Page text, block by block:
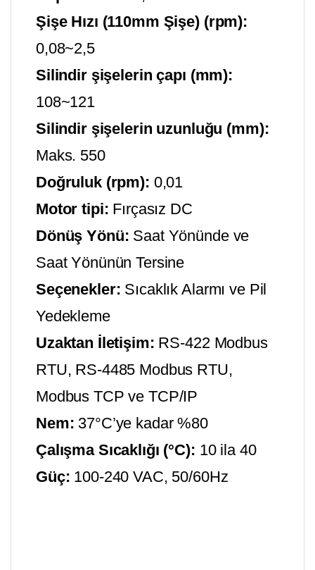
Şişe Hızı (110mm Şişe) (rpm):
0,08~2,5
Silindir şişelerin çapı (mm):
108~121
Silindir şişelerin uzunluğu (mm):
Maks. 550
Doğruluk (rpm): 0,01
Motor tipi: Fırçasız DC
Dönüş Yönü: Saat Yönünde ve
Saat Yönünün Tersine
Seçenekler: Sıcaklık Alarmı ve Pil
Yedekleme
Uzaktan İletişim: RS-422 Modbus
RTU, RS-4485 Modbus RTU,
Modbus TCP ve TCP/IP
Nem: 37°C’ye kadar %80
Çalışma Sıcaklığı (°C): 10 ila 40
Güç: 100-240 VAC, 50/60Hz